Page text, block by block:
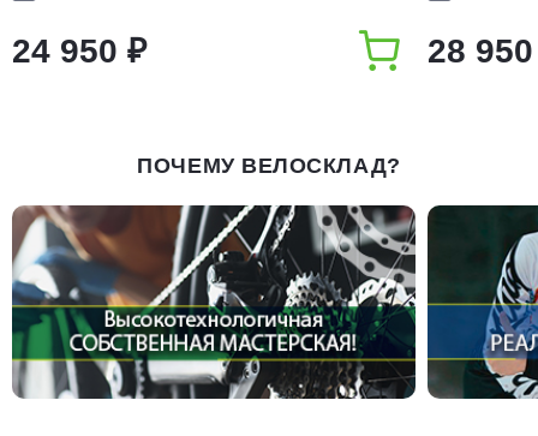
24 950 ₽ 28
ПОЧЕМУ ВЕЛОСКЛАД?